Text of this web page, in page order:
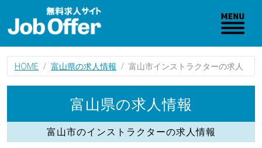
HOME 富山県の求人情報 富山市インストラクターの求人
富山県の求人情報
富山市のインストラクターの求人情報